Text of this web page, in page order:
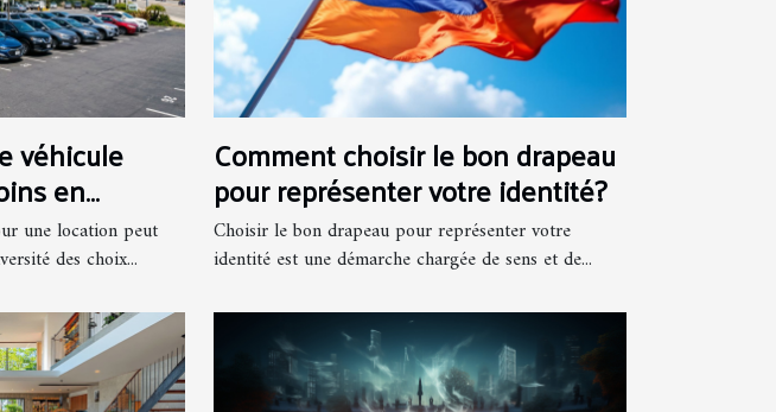
véhicule
en
une location peut
des choix...
Comment choisir le bon drapeau
pour représenter votre identité?
Choisir le bon drapeau pour représenter votre
identité est une démarche chargée de sens et de...